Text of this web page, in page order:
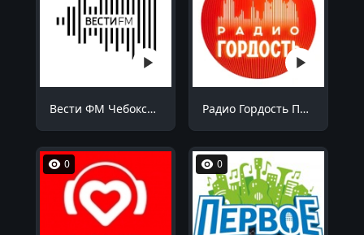
Вести ФМ Чебоксары 98.5 FM Радио Гордость Пермь 105.6 FM
0 0